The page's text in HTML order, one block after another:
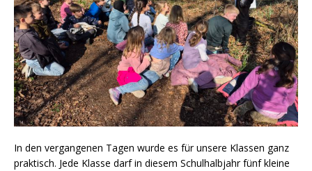
In den vergangenen Tagen wurde es für unsere Klassen ganz
praktisch. Jede Klasse darf in diesem Schulhalbjahr fünf kleine